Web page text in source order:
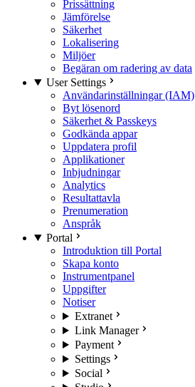
Prissättning
Jämförelse
Säkerhet
Lokalisering
Miljöer
Begäran om radering av data
User Settings
Användarinställningar (IAM)
Byt lösenord
Säkerhet & Passkeys
Godkända appar
Uppdatera profil
Applikationer
Inbjudningar
Analytics
Resultattavla
Prenumeration
Anspråk
Portal
Introduktion till Portal
Skapa konto
Instrumentpanel
Uppgifter
Notiser
Extranet
Link Manager
Payment
Settings
Social